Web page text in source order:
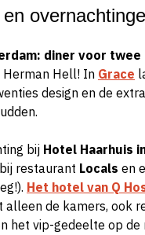
diner voor twee
Herman Hell! In Grace
design en de
bij Hotel Haarhuis
restaurant Locals en
Het hotel van Q
alleen de kamers, ook
het vip-gedeelte op